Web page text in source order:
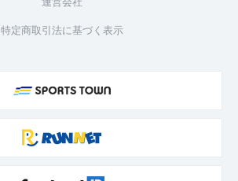
特定商取引法に基づく表示